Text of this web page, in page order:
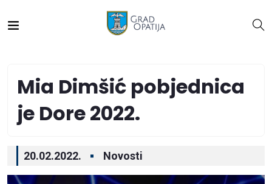
Mia Dimšić pobjednica
je Dore 2022.
20.02.2022. Novosti